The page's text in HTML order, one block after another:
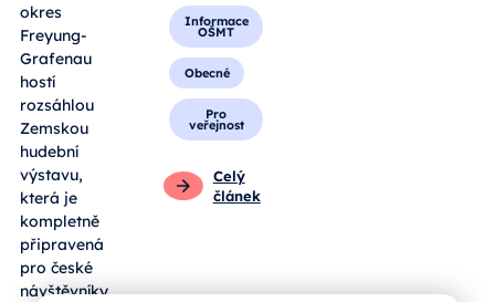
okres
Freyung-
Grafenau
hostí
rozsáhlou
Zemskou
hudební
výstavu,
která je
kompletně
připravená
pro české
návštěvníky.
Informace
OŠMT
Obecné
Pro
veřejnost
Celý
článek